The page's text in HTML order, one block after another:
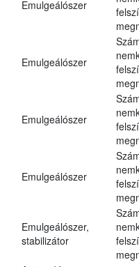
Emulgeálószer
Emulgeálószer
Emulgeálószer
Emulgeálószer
Emulgeálószer,
stabilizátor